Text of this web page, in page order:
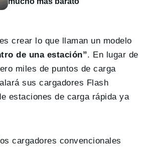
crear lo que llaman un modelo
de una estación”. En lugar de
miles de puntos de carga
sus cargadores Flash
estaciones de carga rápida ya
cargadores convencionales